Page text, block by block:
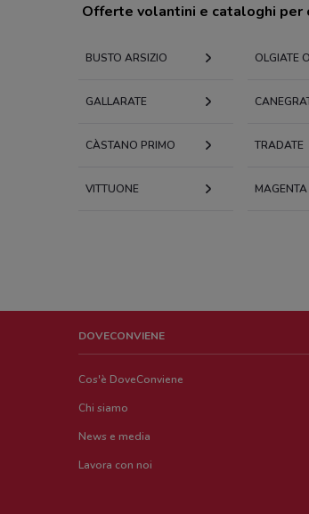
Offerte volantini e cataloghi per
BUSTO ARSIZIO OLGIATE
GALLARATE
CÀSTANO PRIMO TRADATE
VITTUONE MAGENTA
DOVECONVIENE
Cos'è DoveConviene
Chi siamo
News e media
Lavora con noi